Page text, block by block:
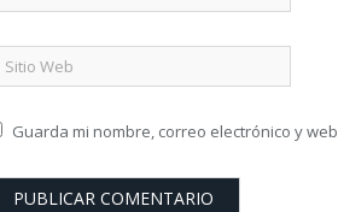
Guarda mi nombre, correo electrónico y